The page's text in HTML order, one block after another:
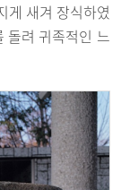
게 새겨 장식하였
돌려 귀족적인 느